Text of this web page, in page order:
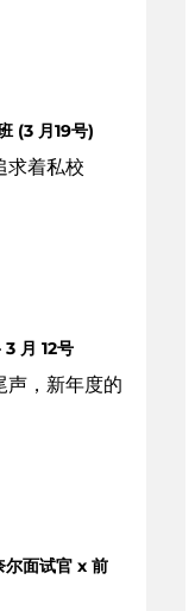
(3 月19号)
求着私校
月 12号
声，新年度的
尔面试官 x 前